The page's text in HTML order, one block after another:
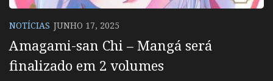
NOTÍCIAS JUNHO 17, 2025
Amagami-san Chi – Mangá será
finalizado em 2 volumes